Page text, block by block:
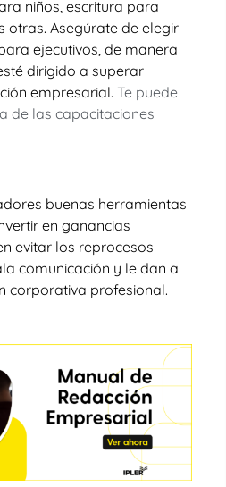
niños, escritura para
otras. Asegúrate de elegir
ejecutivos, de manera
dirigido a superar
empresarial. Te puede
de las capacitaciones
buenas herramientas
en ganancias
evitar los reprocesos
comunicación y le dan a
corporativa profesional.